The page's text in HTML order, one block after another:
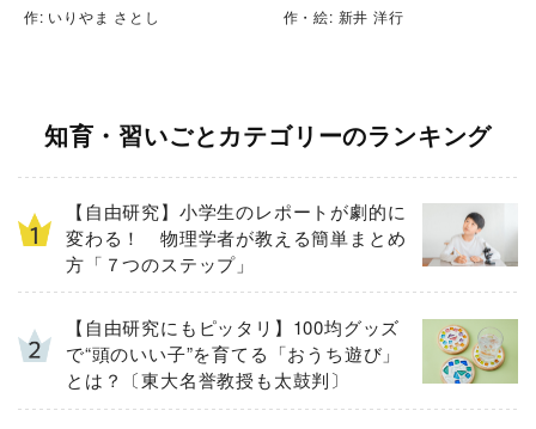
作: いりやま さとし 作・絵: 新井 洋行
知育・習いごとカテゴリーのランキング
【自由研究】小学生のレポートが劇的に
変わる！ 物理学者が教える簡単まとめ
方「７つのステップ」
【自由研究にもピッタリ】100均グッズ
で“頭のいい子”を育てる「おうち遊び」
とは？〔東大名誉教授も太鼓判〕